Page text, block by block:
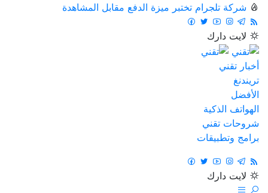
شركة تلجرام تختبر ميزة الدفع مقابل المشاهدة
لايت دارك
أخبار تقني
تريندنغ
الأفضل
الهواتف الذكية
شروحات تقني
برامج وتطبيقات
لايت دارك